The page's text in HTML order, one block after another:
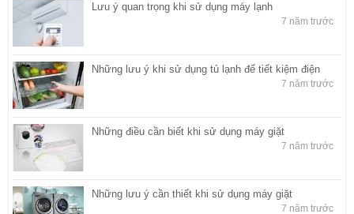
Lưu ý quan trọng khi sử dụng máy lạnh
7 năm trước
Những lưu ý khi sử dụng tủ lạnh để tiết kiệm điện
7 năm trước
Những điều cần biết khi sử dụng máy giặt
7 năm trước
Những lưu ý cần thiết khi sử dụng máy giặt
7 năm trước